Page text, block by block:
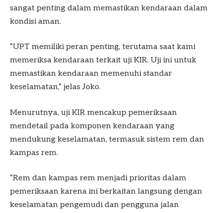
sangat penting dalam memastikan kendaraan dalam
kondisi aman.
“UPT memiliki peran penting, terutama saat kami
memeriksa kendaraan terkait uji KIR. Uji ini untuk
memastikan kendaraan memenuhi standar
keselamatan,” jelas Joko.
Menurutnya, uji KIR mencakup pemeriksaan
mendetail pada komponen kendaraan yang
mendukung keselamatan, termasuk sistem rem dan
kampas rem.
“Rem dan kampas rem menjadi prioritas dalam
pemeriksaan karena ini berkaitan langsung dengan
keselamatan pengemudi dan pengguna jalan